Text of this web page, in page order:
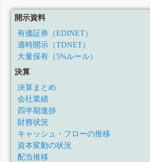
開示資料
有価証券（EDINET）
適時開示（TDNET）
大量保有（5%ルール）
決算
決算まとめ
会社業績
四半期進捗
財務状況
キャッシュ・フローの推移
資本変動の状況
配当推移